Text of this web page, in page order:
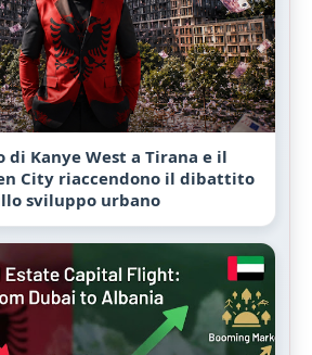
di Kanye West a Tirana e il
City riaccendono il dibattito
sviluppo urbano